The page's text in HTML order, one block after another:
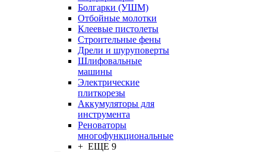
Болгарки (УШМ)
Отбойные молотки
Клеевые пистолеты
Строительные фены
Дрели и шуруповерты
Шлифовальные
машины
Электрические
плиткорезы
Аккумуляторы для
инструмента
Реноваторы
многофункциональные
+ ЕЩЕ 9